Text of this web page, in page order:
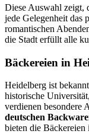
Diese Auswahl zeigt,
jede Gelegenheit das
romantischen
die Stadt erfüllt alle
Bäckereien in
Heidelberg ist
historische
verdienen besondere
deutschen
bieten die